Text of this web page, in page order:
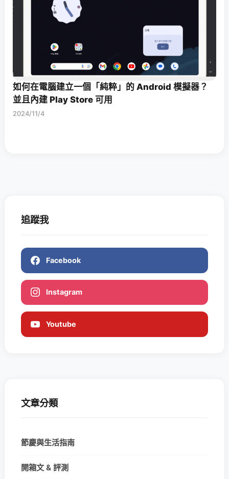
如何在電腦建立一個「純粹」的 Android 模擬器？
並且內建 Play Store 可用
2024/11/4
追蹤我
Facebook
Instagram
Youtube
文章分類
節慶與生活指南
開箱文 & 評測